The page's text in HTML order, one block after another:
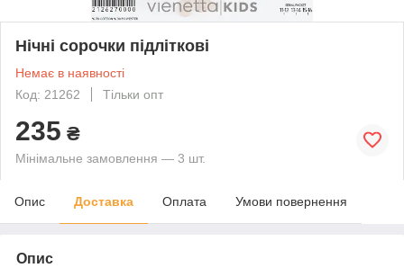
Нічні сорочки підліткові
Немає в наявності
Код: 21262
Тільки опт
235 ₴
Мінімальне замовлення — 3 шт.
Опис Доставка Оплата Умови повернення
Опис